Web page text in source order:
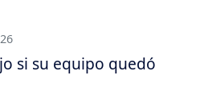
si su equipo quedó